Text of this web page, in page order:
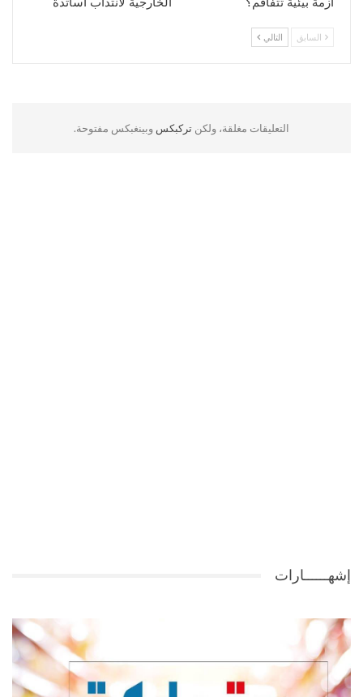
السابق التالي
التعليقات مغلقة، ولكن تركبكس وبينغبكس مفتوحة.
إشهــــــارات